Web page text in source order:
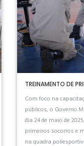
TREINAMENTO DE
Com foco na
públicos, o Governo
dia 24 de maio de
primeiros socorros e
na quadra